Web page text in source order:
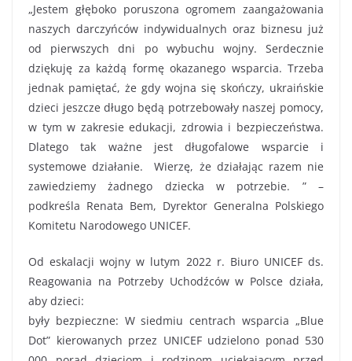
„Jestem głęboko poruszona ogromem zaangażowania
naszych darczyńców indywidualnych oraz biznesu już
od pierwszych dni po wybuchu wojny. Serdecznie
dziękuję za każdą formę okazanego wsparcia. Trzeba
jednak pamiętać, że gdy wojna się skończy, ukraińskie
dzieci jeszcze długo będą potrzebowały naszej pomocy,
w tym w zakresie edukacji, zdrowia i bezpieczeństwa.
Dlatego tak ważne jest długofalowe wsparcie i
systemowe działanie. Wierzę, że działając razem nie
zawiedziemy żadnego dziecka w potrzebie. ” –
podkreśla Renata Bem, Dyrektor Generalna Polskiego
Komitetu Narodowego UNICEF.
Od eskalacji wojny w lutym 2022 r. Biuro UNICEF ds.
Reagowania na Potrzeby Uchodźców w Polsce działa,
aby dzieci:
były bezpieczne: W siedmiu centrach wsparcia „Blue
Dot” kierowanych przez UNICEF udzielono ponad 530